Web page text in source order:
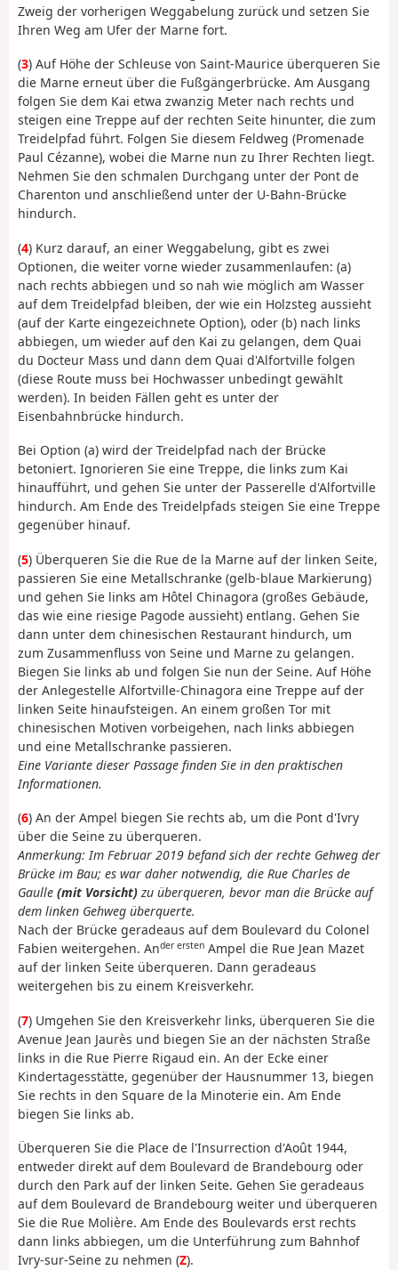
Zweig der vorherigen Weggabelung zurück und setzen Sie
Ihren Weg am Ufer der Marne fort.
(3) Auf Höhe der Schleuse von Saint-Maurice überqueren Sie
die Marne erneut über die Fußgängerbrücke. Am Ausgang
folgen Sie dem Kai etwa zwanzig Meter nach rechts und
steigen eine Treppe auf der rechten Seite hinunter, die zum
Treidelpfad führt. Folgen Sie diesem Feldweg (Promenade
Paul Cézanne), wobei die Marne nun zu Ihrer Rechten liegt.
Nehmen Sie den schmalen Durchgang unter der Pont de
Charenton und anschließend unter der U-Bahn-Brücke
hindurch.
(4) Kurz darauf, an einer Weggabelung, gibt es zwei
Optionen, die weiter vorne wieder zusammenlaufen: (a)
nach rechts abbiegen und so nah wie möglich am Wasser
auf dem Treidelpfad bleiben, der wie ein Holzsteg aussieht
(auf der Karte eingezeichnete Option), oder (b) nach links
abbiegen, um wieder auf den Kai zu gelangen, dem Quai
du Docteur Mass und dann dem Quai d'Alfortville folgen
(diese Route muss bei Hochwasser unbedingt gewählt
werden). In beiden Fällen geht es unter der
Eisenbahnbrücke hindurch.
Bei Option (a) wird der Treidelpfad nach der Brücke
betoniert. Ignorieren Sie eine Treppe, die links zum Kai
hinaufführt, und gehen Sie unter der Passerelle d'Alfortville
hindurch. Am Ende des Treidelpfads steigen Sie eine Treppe
gegenüber hinauf.
(5) Überqueren Sie die Rue de la Marne auf der linken Seite,
passieren Sie eine Metallschranke (gelb-blaue Markierung)
und gehen Sie links am Hôtel Chinagora (großes Gebäude,
das wie eine riesige Pagode aussieht) entlang. Gehen Sie
dann unter dem chinesischen Restaurant hindurch, um
zum Zusammenfluss von Seine und Marne zu gelangen.
Biegen Sie links ab und folgen Sie nun der Seine. Auf Höhe
der Anlegestelle Alfortville-Chinagora eine Treppe auf der
linken Seite hinaufsteigen. An einem großen Tor mit
chinesischen Motiven vorbeigehen, nach links abbiegen
und eine Metallschranke passieren.
Eine Variante dieser Passage finden Sie in den praktischen
Informationen.
(6) An der Ampel biegen Sie rechts ab, um die Pont d'Ivry
über die Seine zu überqueren.
Anmerkung: Im Februar 2019 befand sich der rechte Gehweg der
Brücke im Bau; es war daher notwendig, die Rue Charles de
Gaulle (mit Vorsicht) zu überqueren, bevor man die Brücke auf
dem linken Gehweg überquerte.
Nach der Brücke geradeaus auf dem Boulevard du Colonel
Fabien weitergehen. Ander ersten Ampel die Rue Jean Mazet
auf der linken Seite überqueren. Dann geradeaus
weitergehen bis zu einem Kreisverkehr.
(7) Umgehen Sie den Kreisverkehr links, überqueren Sie die
Avenue Jean Jaurès und biegen Sie an der nächsten Straße
links in die Rue Pierre Rigaud ein. An der Ecke einer
Kindertagesstätte, gegenüber der Hausnummer 13, biegen
Sie rechts in den Square de la Minoterie ein. Am Ende
biegen Sie links ab.
Überqueren Sie die Place de l'Insurrection d'Août 1944,
entweder direkt auf dem Boulevard de Brandebourg oder
durch den Park auf der linken Seite. Gehen Sie geradeaus
auf dem Boulevard de Brandebourg weiter und überqueren
Sie die Rue Molière. Am Ende des Boulevards erst rechts
dann links abbiegen, um die Unterführung zum Bahnhof
Ivry-sur-Seine zu nehmen (Z).